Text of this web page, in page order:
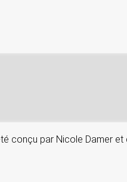
conçu par Nicole Damer et